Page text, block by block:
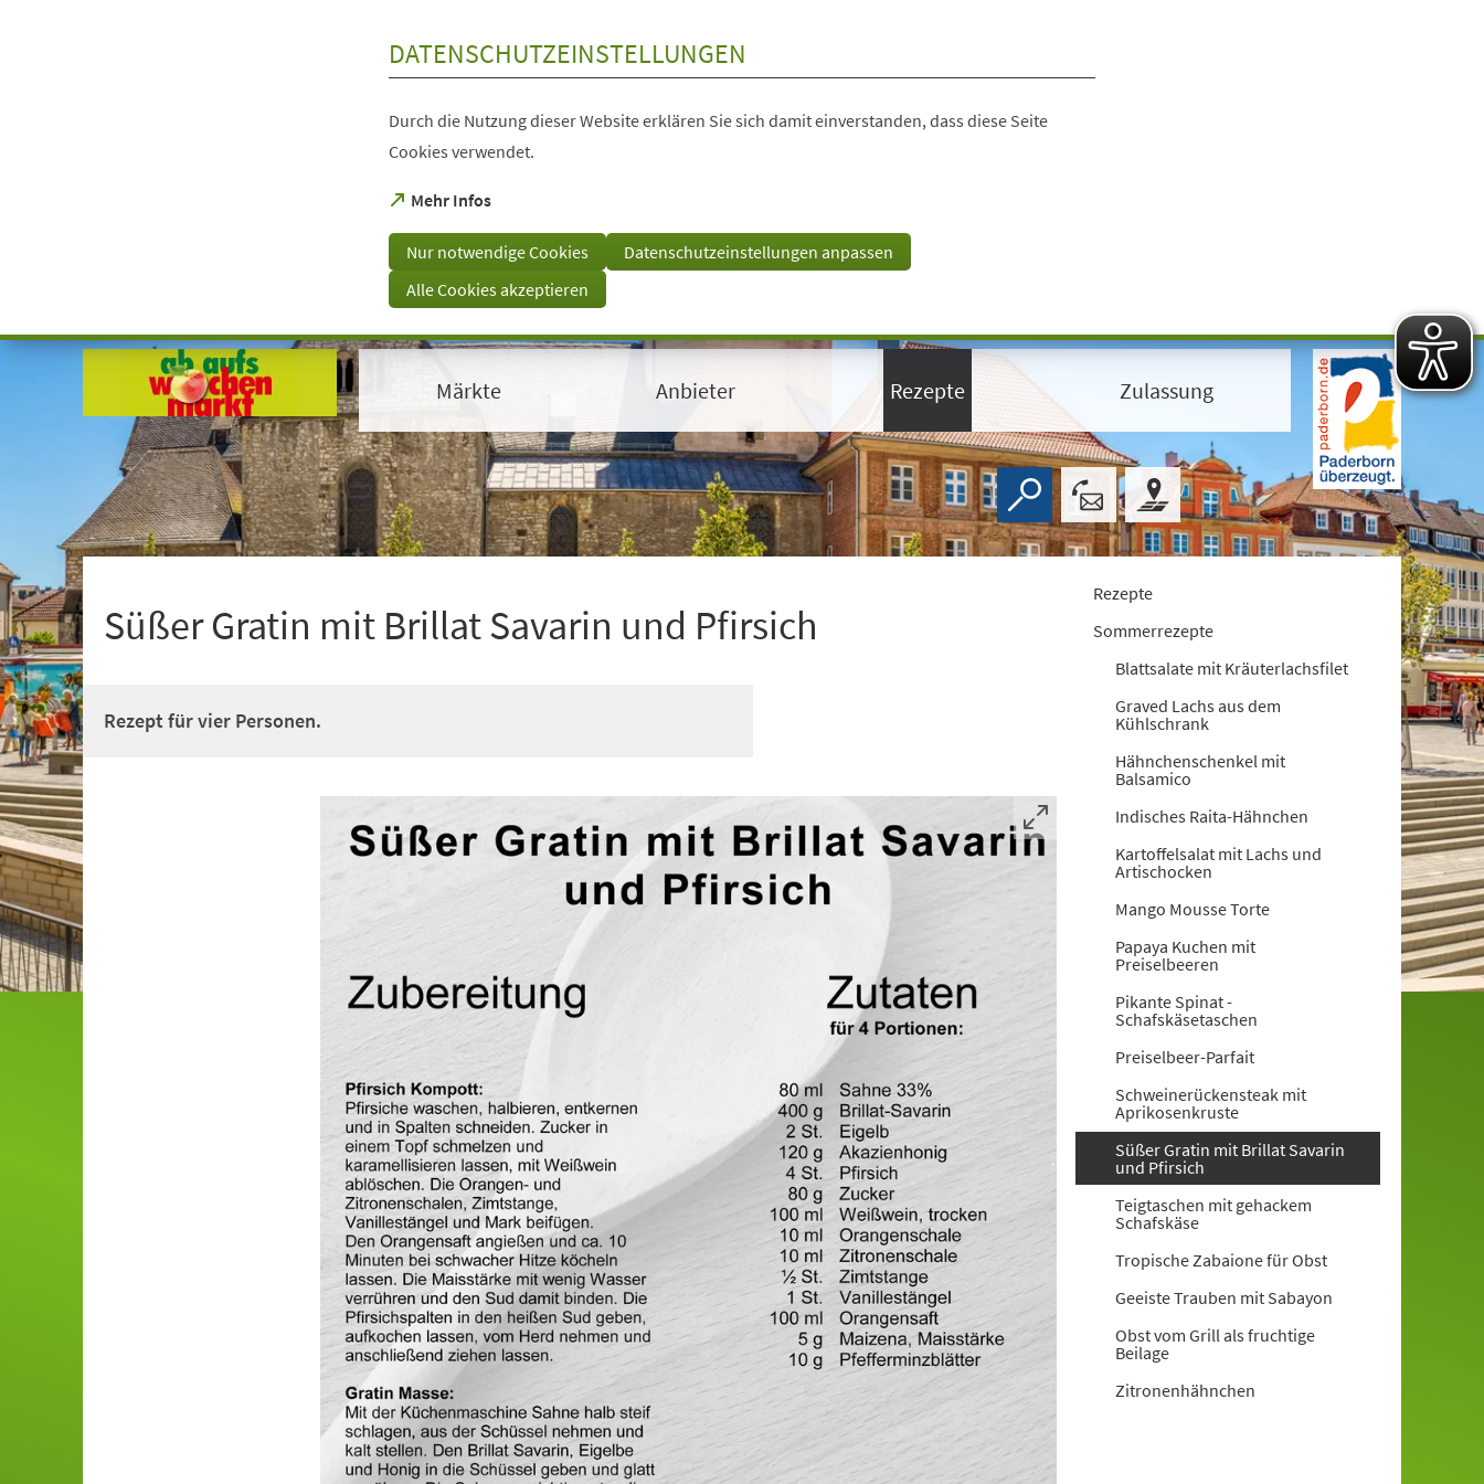
Visuelle
DATENSCHUTZEINSTELLUNGEN
Durch die Nutzung dieser Website erklären Sie sich damit einverstanden, dass diese Seite
Cookies verwendet.
Mehr Infos
(Öffnet
einem
neuen
Tab)
Nur notwendige Cookies
Datenschutzeinstellungen anpassen
Alle Cookies akzeptieren
Märkte Anbieter Rezepte Zulassung
Süßer Gratin mit Brillat Savarin und Pfirsich
Rezept für vier Personen.
Rezepte
Sommerrezepte
Blattsalate mit Kräuterlachsfilet
Graved Lachs aus dem
Kühlschrank
Hähnchenschenkel mit
Balsamico
Indisches Raita-Hähnchen
Kartoffelsalat mit Lachs und
Artischocken
Mango Mousse Torte
Papaya Kuchen mit
Preiselbeeren
Pikante Spinat -
Schafskäsetaschen
Preiselbeer-Parfait
Schweinerückensteak mit
Aprikosenkruste
Süßer Gratin mit Brillat Savarin
und Pfirsich
Teigtaschen mit gehackem
Schafskäse
Tropische Zabaione für Obst
Geeiste Trauben mit Sabayon
Obst vom Grill als fruchtige
Beilage
Zitronenhähnchen